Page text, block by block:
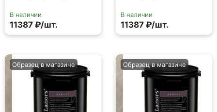
В наличии
11387 ₽/шт.
В наличии
11387 ₽/шт.
Образец в магазине Образец в магазине